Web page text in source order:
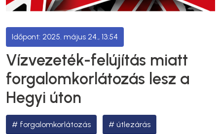
2025. május 24., 13:54
Vízvezeték-felújítás miatt
forgalomkorlátozás lesz a
Hegyi úton
forgalomkorlátozás útlezárás